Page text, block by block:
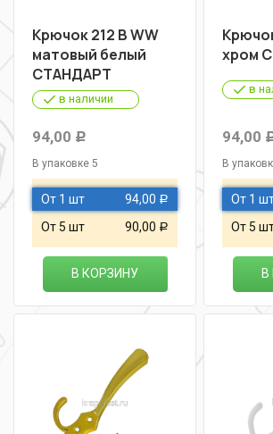
Крючок 212 В WW
матовый белый
СТАНДАРТ
в наличии
94,00 Р
В упаковке 5
От 1 шт 94,00 Р
От 5 шт 90,00 Р
В КОРЗИНУ
хром
в
94,00
В
От 1
От 5